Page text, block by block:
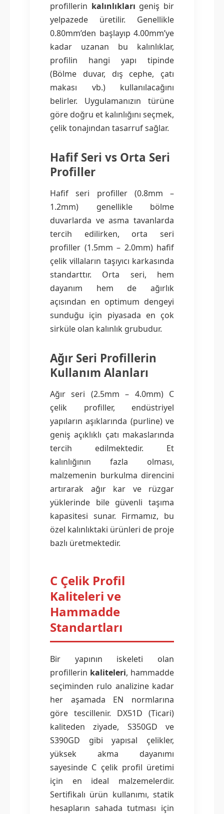
profillerin kalınlıkları geniş bir
yelpazede üretilir. Genellikle
0.80mm’den başlayıp 4.00mm’ye
kadar uzanan bu kalınlıklar,
profilin hangi yapı tipinde
(Bölme duvar, dış cephe, çatı
makası vb.) kullanılacağını
belirler. Uygulamanızın türüne
göre doğru et kalınlığını seçmek,
çelik tonajından tasarruf sağlar.
Hafif Seri vs Orta Seri
Profiller
Hafif seri profiller (0.8mm –
1.2mm) genellikle bölme
duvarlarda ve asma tavanlarda
tercih edilirken, orta seri
profiller (1.5mm – 2.0mm) hafif
çelik villaların taşıyıcı karkasında
standarttır. Orta seri, hem
dayanım hem de ağırlık
açısından en optimum dengeyi
sunduğu için piyasada en çok
sirküle olan kalınlık grubudur.
Ağır Seri Profillerin
Kullanım Alanları
Ağır seri (2.5mm – 4.0mm) C
çelik profiller, endüstriyel
yapıların aşıklarında (purline) ve
geniş açıklıklı çatı makaslarında
tercih edilmektedir. Et
kalınlığının fazla olması,
malzemenin burkulma direncini
artırarak ağır kar ve rüzgar
yüklerinde bile güvenli taşıma
kapasitesi sunar. Firmamız, bu
özel kalınlıktaki ürünleri de proje
bazlı üretmektedir.
C Çelik Profil
Kaliteleri ve
Hammadde
Standartları
Bir yapının iskeleti olan
profillerin kaliteleri, hammadde
seçiminden rulo analizine kadar
her aşamada EN normlarına
göre tescillenir. DX51D (Ticari)
kaliteden ziyade, S350GD ve
S390GD gibi yapısal çelikler,
yüksek akma dayanımı
sayesinde C çelik profil üretimi
için en ideal malzemelerdir.
Sertifikalı ürün kullanımı, statik
hesapların sahada tutması için